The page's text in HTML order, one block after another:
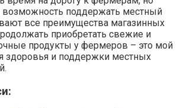
возможность поддержать местный
все преимущества магазинных
приобретать свежие и
продукты у фермеров – это мой
здоровья и поддержки местных